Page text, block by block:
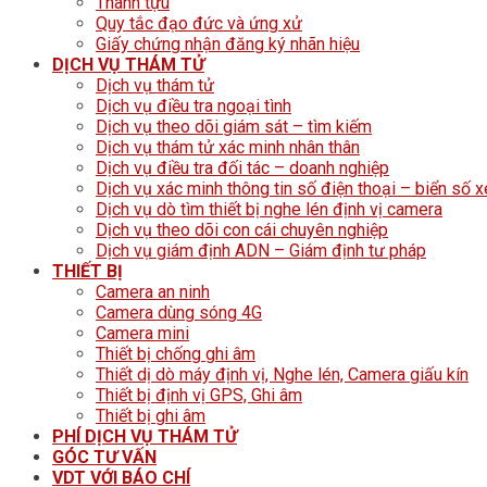
Quy tắc đạo đức và ứng xử
Giấy chứng nhận đăng ký nhãn hiệu
DỊCH VỤ THÁM TỬ
Dịch vụ thám tử
Dịch vụ điều tra ngoại tình
Dịch vụ theo dõi giám sát – tìm kiếm
Dịch vụ thám tử xác minh nhân thân
Dịch vụ điều tra đối tác – doanh nghiệp
Dịch vụ xác minh thông tin số điện thoại – biển số
Dịch vụ dò tìm thiết bị nghe lén định vị camera
Dịch vụ theo dõi con cái chuyên nghiệp
Dịch vụ giám định ADN – Giám định tư pháp
THIẾT BỊ
Camera an ninh
Camera dùng sóng 4G
Camera mini
Thiết bị chống ghi âm
Thiết dị dò máy định vị, Nghe lén, Camera giấu kín
Thiết bị định vị GPS, Ghi âm
Thiết bị ghi âm
PHÍ DỊCH VỤ THÁM TỬ
GÓC TƯ VẤN
VDT VỚI BÁO CHÍ